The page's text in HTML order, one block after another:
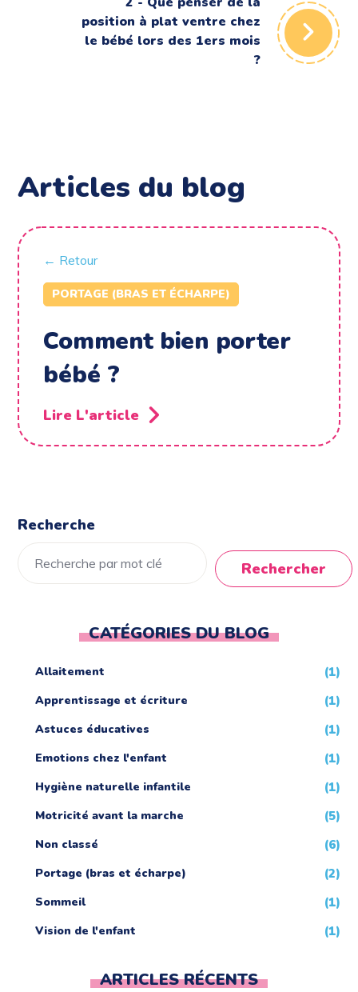
position à plat ventre chez
le bébé lors des 1ers mois
?
Articles du blog
← Retour
PORTAGE (BRAS ET ÉCHARPE)
Comment bien porter
bébé ?
Lire L'article
Recherche
Rechercher
CATÉGORIES DU BLOG
Allaitement (1)
Apprentissage et écriture (1)
Astuces éducatives (1)
Emotions chez l'enfant (1)
Hygiène naturelle infantile (1)
Motricité avant la marche (5)
Non classé (6)
Portage (bras et écharpe) (2)
Sommeil (1)
Vision de l'enfant (1)
ARTICLES RÉCENTS